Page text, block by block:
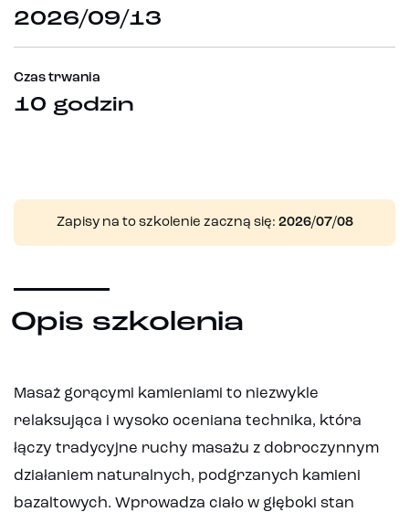
2026/09/13
Czas trwania
10 godzin
Zapisy na to szkolenie zaczną się: 2026/07/08
Opis szkolenia
Masaż gorącymi kamieniami to niezwykle
relaksująca i wysoko oceniana technika, która
łączy tradycyjne ruchy masażu z dobroczynnym
działaniem naturalnych, podgrzanych kamieni
bazaltowych. Wprowadza ciało w głęboki stan